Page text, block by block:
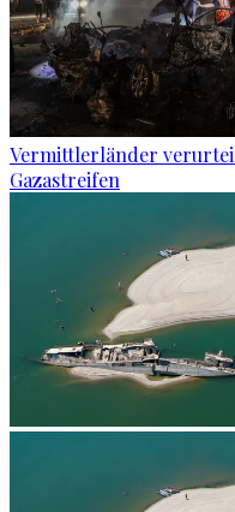
Vermittlerländer
Gazastreifen